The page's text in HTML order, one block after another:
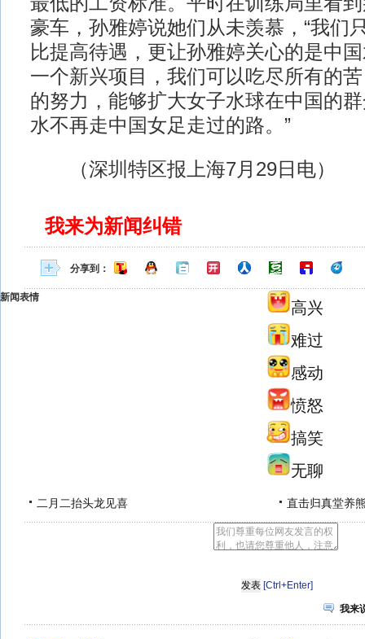
豪车，孙雅婷说她们从未羡慕，“我们
比提高待遇，更让孙雅婷关心的是中
一个新兴项目，我们可以吃尽所有的
的努力，能够扩大女子水球在中国的
水不再走中国女足走过的路。”
（深圳特区报上海7月29日电）
我来为新闻纠错
分享到：
新闻表情
高兴
难过
感动
愤怒
搞笑
无聊
二月二抬头龙见喜 直击归真堂养
[Ctrl+Enter]
我来